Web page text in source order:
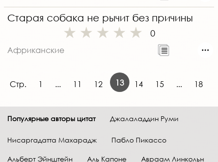
Старая собака не рычит без причины
0
Африканские
Стр. 1 ... 11 12 13 14 15 ... 18
Популярные авторы цитат Джалаладдин Руми
Нисаргадатта Махарадж Пабло Пикассо
Альберт Эйнштейн Аль Капоне Авраам Линкольн